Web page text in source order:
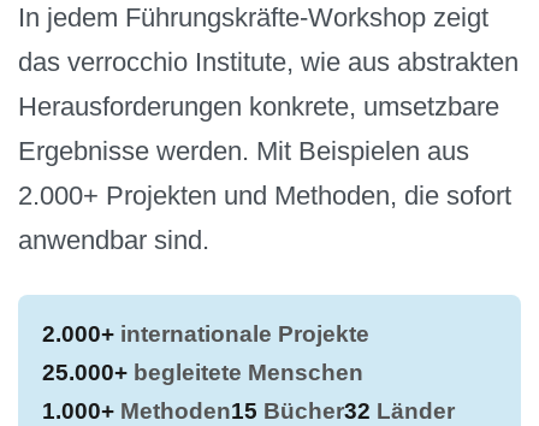
In jedem Führungskräfte-Workshop zeigt
das verrocchio Institute, wie aus abstrakten
Herausforderungen konkrete, umsetzbare
Ergebnisse werden. Mit Beispielen aus
2.000+ Projekten und Methoden, die sofort
anwendbar sind.
2.000+ internationale Projekte
25.000+ begleitete Menschen
1.000+ Methoden15 Bücher32 Länder